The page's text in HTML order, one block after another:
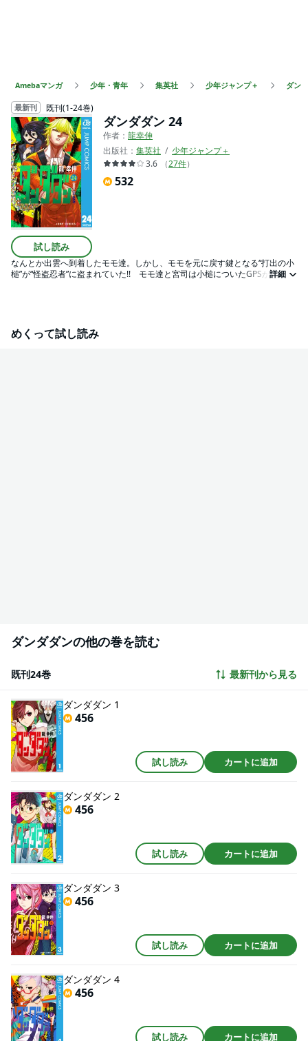
Amebaマンガ 少年・青年 集英社 少年ジャンプ＋ ダン
最新刊 既刊(1-24巻)
試し読み
ダンダダン 24
作者： 龍幸伸
出版社： 集英社
少年ジャンプ＋
3.6
（27件）
532
なんとか出雲へ到着したモモ達。しかし、モモを元に戻す鍵となる“打出の小
槌”が“怪盗忍者”に盗まれていた!! モモ達と宮司は小槌についたGPSが指す城
詳細
めくって試し読み
ダンダダンの他の巻を読む
既刊24巻 最新刊から見る
ダンダダン 1
456
試し読み カートに追加
ダンダダン 2
456
試し読み カートに追加
ダンダダン 3
456
試し読み カートに追加
ダンダダン 4
456
試し読み カートに追加